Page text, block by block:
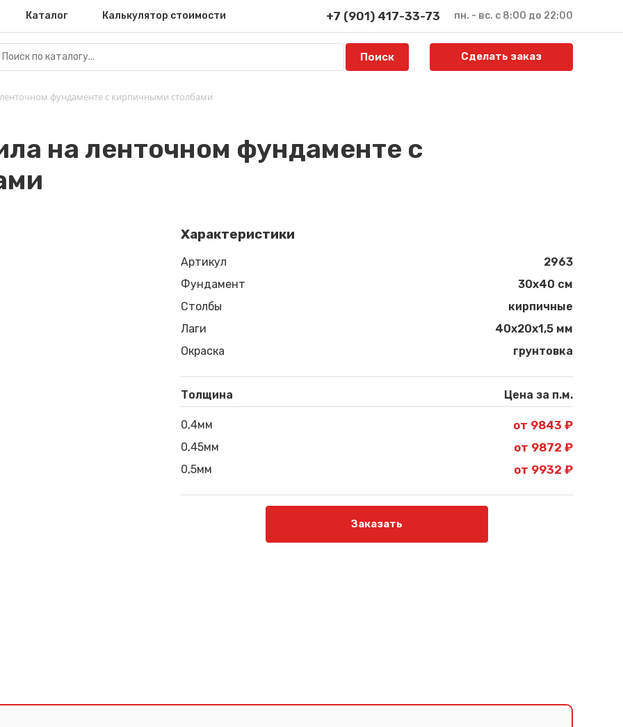
Каталог Калькулятор стоимости +7 (901) 417-33-73 пн. - вс. с 8:00 до 22:00
Сделать заказ
фундаменте с кирпичными столбами
на ленточном фундаменте с
Характеристики
Артикул
2963
Фундамент
30x40 см
Столбы
кирпичные
Лаги
40х20х1,5 мм
Окраска
грунтовка
Толщина Цена за п.м.
0,4мм от 9843 ₽
0,45мм от 9872 ₽
0,5мм от 9932 ₽
Заказать